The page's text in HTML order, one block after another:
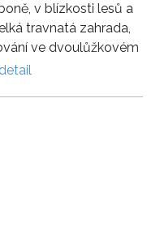
v blízkosti lesů a
travnatá zahrada,
ve dvoulůžkovém